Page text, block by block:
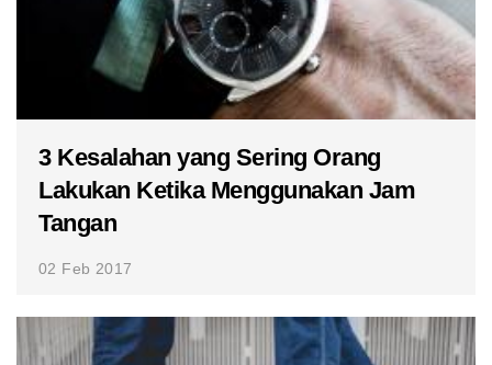
3 Kesalahan yang Sering Orang
Lakukan Ketika Menggunakan Jam
Tangan
02 Feb 2017